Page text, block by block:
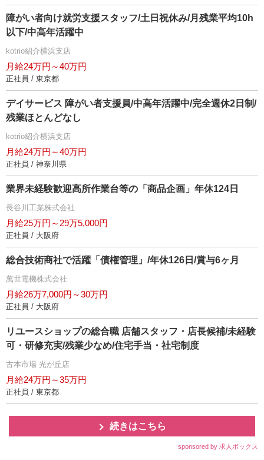
障がい者向け就労支援スタッフ/土日祝休み/月残業平均10h
以下/中高年活躍中
kotrio紹介横浜支店
月給24万円～40万円
正社員 / 東京都
デイサービス 障がい者支援員/中高年活躍中/完全週休2日制/
残業ほとんどなし
kotrio紹介横浜支店
月給24万円～40万円
正社員 / 神奈川県
業界未経験歓迎高所作業台等の「商品企画」年休124日
長谷川工業株式会社
月給25万円～29万5,000円
正社員 / 大阪府
総合技術商社で活躍「債権管理」/年休126日/賞与6ヶ月
萬世電機株式会社
月給26万7,000円～30万円
正社員 / 大阪府
リユースショップの総合職 店舗スタッフ・店長候補/未経験
可・研修充実/残業少なめ/住宅手当・社宅制度
古本市場 光が丘店
月給24万円～35万円
正社員 / 東京都
続きはこちら
sponsored by 求人ボックス